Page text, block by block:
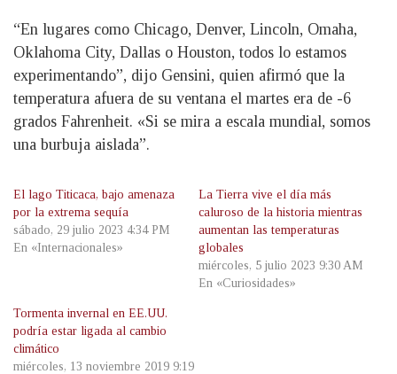
“En lugares como Chicago, Denver, Lincoln, Omaha,
Oklahoma City, Dallas o Houston, todos lo estamos
experimentando”, dijo Gensini, quien afirmó que la
temperatura afuera de su ventana el martes era de -6
grados Fahrenheit. «Si se mira a escala mundial, somos
una burbuja aislada”.
El lago Titicaca, bajo amenaza
por la extrema sequía
sábado, 29 julio 2023 4:34 PM
En «Internacionales»
La Tierra vive el día más
caluroso de la historia mientras
aumentan las temperaturas
globales
miércoles, 5 julio 2023 9:30 AM
En «Curiosidades»
Tormenta invernal en EE.UU.
podría estar ligada al cambio
climático
miércoles, 13 noviembre 2019 9:19